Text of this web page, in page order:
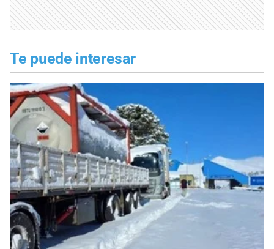
Te puede interesar